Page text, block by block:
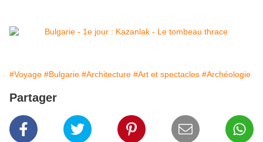
#Voyage #Bulgarie #Architecture #Art et spectacles #Archéologie
Partager